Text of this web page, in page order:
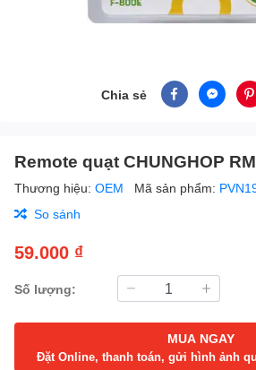
Chia sẻ
Remote quạt CHUNGHOP
Thương hiệu: OEM Mã sản phẩm:
So sánh
59.000 ₫
Số lượng:
MUA NGAY
Đặt Online, thanh toán, gửi hình ảnh